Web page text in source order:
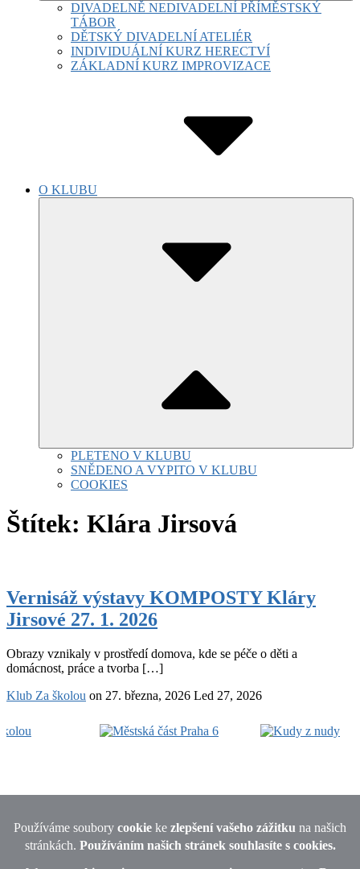
DIVADELNĚ NEDIVADELNÍ PŘÍMĚSTSKÝ
TÁBOR
DĚTSKÝ DIVADELNÍ ATELIÉR
INDIVIDUÁLNÍ KURZ HERECTVÍ
ZÁKLADNÍ KURZ IMPROVIZACE
O KLUBU
PLETENO V KLUBU
SNĚDENO A VYPITO V KLUBU
COOKIES
Štítek: Klára Jirsová
výstavy
KOMPOSTY
Kláry
27.
1.
Vernisáž výstavy KOMPOSTY Kláry
Jirsové 27. 1. 2026
Obrazy vznikaly v prostředí domova, kde se péče o děti a
domácnost, práce a tvorba […]
Klub Za školou on 27. března, 2026 Led 27, 2026
Footer